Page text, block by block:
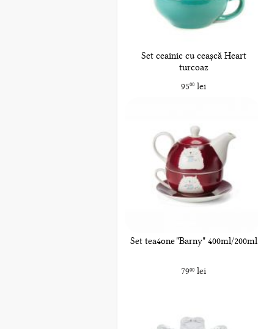
Set ceainic cu ceașcă Heart
turcoaz
9500lei
Set tea4one "Barny" 400ml/200ml
7900lei